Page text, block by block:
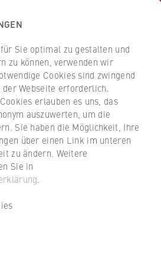
von
Daten durch die
und den
der HWR Berlin
kommt die HWR
von personenbezogenen
und den
Sie optimal zu gestalten und
zu können, verwenden wir
Cookies sind zwingend
Webseite erforderlich.
erlauben es uns, das
auszuwerten, um die
Sie haben die Möglichkeit, Ihre
über einen Link im unteren
zu ändern. Weitere
Sie in